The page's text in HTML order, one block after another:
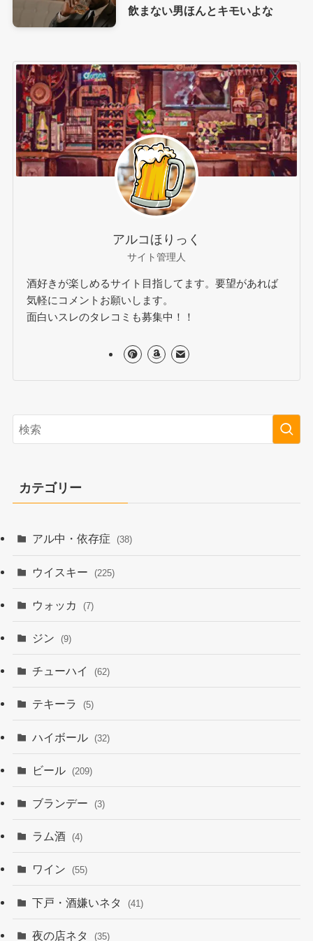
飲まない男ほんとキモいよな
アルコほりっく
サイト管理人
酒好きが楽しめるサイト目指してます。要望があれば
気軽にコメントお願いします。
面白いスレのタレコミも募集中！！
カテゴリー
アル中・依存症 (38)
ウイスキー (225)
ウォッカ (7)
ジン (9)
チューハイ (62)
テキーラ (5)
ハイボール (32)
ビール (209)
ブランデー (3)
ラム酒 (4)
ワイン (55)
下戸・酒嫌いネタ (41)
夜の店ネタ (35)